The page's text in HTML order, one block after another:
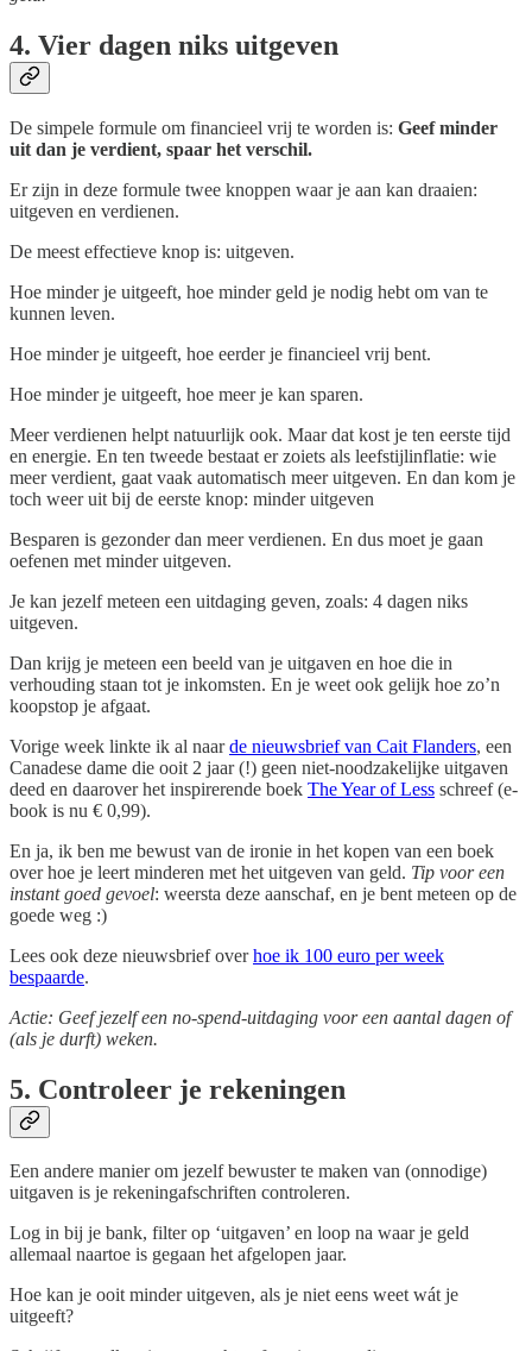
4. Vier dagen niks uitgeven
De simpele formule om financieel vrij te worden is: Geef minder
uit dan je verdient, spaar het verschil.
Er zijn in deze formule twee knoppen waar je aan kan draaien:
uitgeven en verdienen.
De meest effectieve knop is: uitgeven.
Hoe minder je uitgeeft, hoe minder geld je nodig hebt om van te
kunnen leven.
Hoe minder je uitgeeft, hoe eerder je financieel vrij bent.
Hoe minder je uitgeeft, hoe meer je kan sparen.
Meer verdienen helpt natuurlijk ook. Maar dat kost je ten eerste tijd
en energie. En ten tweede bestaat er zoiets als leefstijlinflatie: wie
meer verdient, gaat vaak automatisch meer uitgeven. En dan kom je
toch weer uit bij de eerste knop: minder uitgeven
Besparen is gezonder dan meer verdienen. En dus moet je gaan
oefenen met minder uitgeven.
Je kan jezelf meteen een uitdaging geven, zoals: 4 dagen niks
uitgeven.
Dan krijg je meteen een beeld van je uitgaven en hoe die in
verhouding staan tot je inkomsten. En je weet ook gelijk hoe zo’n
koopstop je afgaat.
Vorige week linkte ik al naarde nieuwsbrief van Cait Flanders, een
Canadese dame die ooit 2 jaar (!) geen niet-noodzakelijke uitgaven
deed en daarover het inspirerende boek The Year of Less schreef (e-
book is nu € 0,99).
En ja, ik ben me bewust van de ironie in het kopen van een boek
over hoe je leert minderen met het uitgeven van geld. Tip voor een
instant goed gevoel: weersta deze aanschaf, en je bent meteen op de
goede weg :)
Lees ook deze nieuwsbrief overhoe ik 100 euro per week
bespaarde.
Actie: Geef jezelf een no-spend-uitdaging voor een aantal dagen of
(als je durft) weken.
5. Controleer je rekeningen
Een andere manier om jezelf bewuster te maken van (onnodige)
uitgaven is je rekeningafschriften controleren.
Log in bij je bank, filter op ‘uitgaven’ en loop na waar je geld
allemaal naartoe is gegaan het afgelopen jaar.
Hoe kan je ooit minder uitgeven, als je niet eens weet wát je
uitgeeft?